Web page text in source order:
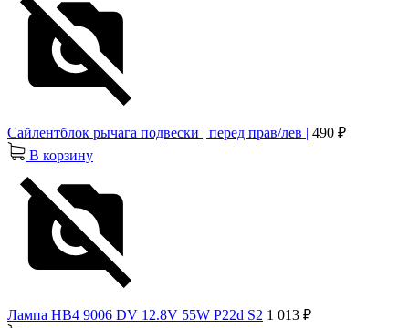
Сайлентблок рычага подвески | перед прав/лев | 490 ₽
В корзину
Лампа HB4 9006 DV 12.8V 55W P22d S2 1 013 ₽